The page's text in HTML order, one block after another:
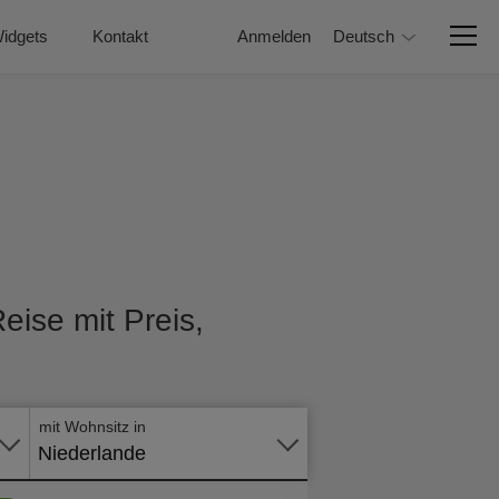
Kontakt Anmelden Deutsch
mit Preis,
mit Wohnsitz in
Niederlande